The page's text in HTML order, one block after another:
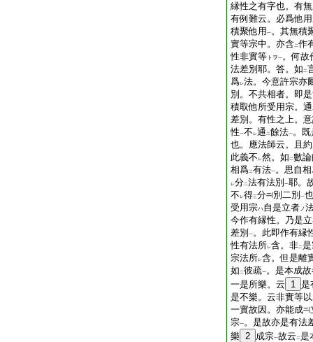
縁性之有字也。有
有例難云。必爲他
積聚他用 一。其無積
實等宗中。亦含二作
性非實等 トヲ一。何故
法差別耶。答。如 二
爲レ法。今意許宗亦
別。不共相者。即
積取他所受用宗。通
差別。有性之上。
性一不 レ通 二餘法一。
也。應法師云。且約
此義不 レ然。如 二數
相爲二有法一。思自
レ分二法有法別 一耶。
不 レ得三分 別二別 一
受用宗ハ自是立者ノ
今作有縁性。乃是
差別 一。此即作有縁
性有法所レ含。非二
宗法所レ含。但是離
如 二彼疏一。是本成
一是所樂。云
1 是
是不樂。云非實等以
一實故因。亦能成
宗一。是故亦是有法
樂 2 成宗一故云 二是